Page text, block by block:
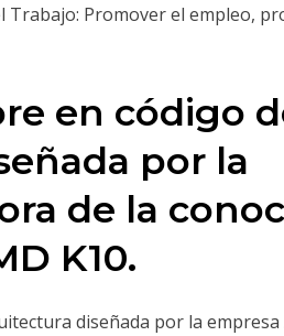
Trabajo: Promover el empleo,
en código
por la
de la
K10.
diseñada por la empresa